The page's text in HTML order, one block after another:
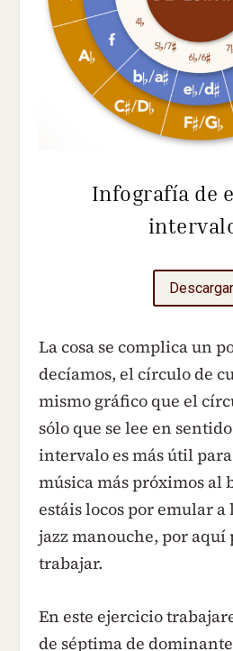
Infografía de
Descargar
La cosa se complica un
decíamos, el círculo de
mismo gráfico que el
sólo que se lee en
intervalo es más útil
música más próximos al
estáis locos por emular a
jazz manouche, por aquí
trabajar.
En este ejercicio
de séptima de